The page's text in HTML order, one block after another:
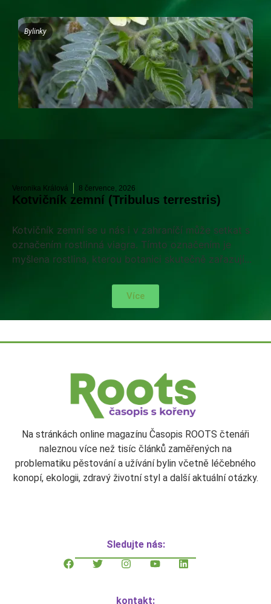
Bylinky
Veronika Králová 8 července, 2026
Kotvičník zemní (Tribulus terrestris)
Kotvičník zemní se u nás i v zahraníčí může setkat s
označením rostlinná viagra. Tímto označením je
myšlena rostlina, kterou botanici skutečně zařazují...
Více
Na stránkách online magazínu Časopis ROOTS čtenáři
naleznou více než tisíc článků zaměřených na
problematiku pěstování a užívání bylin včetně léčebného
konopí, ekologii, zdravý životní styl a další aktuální otázky.
Sledujte nás:
kontakt: